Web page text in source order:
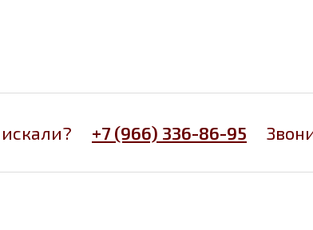
+7 (966) 336-86-95